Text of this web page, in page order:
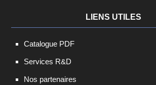
LIENS UTILES
Catalogue PDF
Services R&D
Nos partenaires